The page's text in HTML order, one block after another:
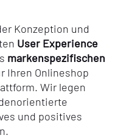
Konzeption und
User Experience
markenspezifischen
Ihren Onlineshop
Wir legen
und positives